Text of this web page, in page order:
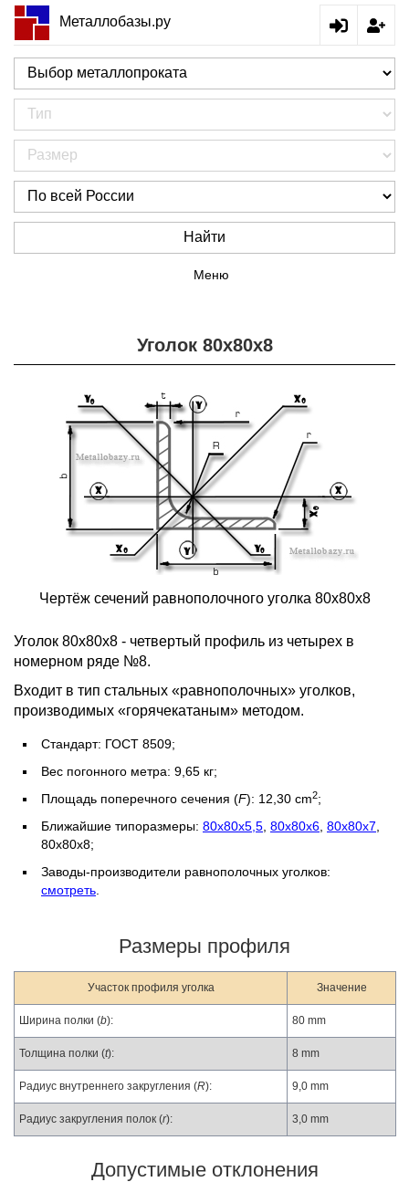
Металлобазы.ру
Найти
Меню
Уголок 80х80х8
Чертёж сечений равнополочного уголка 80х80х8
Уголок 80х80х8 - четвертый профиль из четырех в
номерном ряде №8.
Входит в тип стальных «равнополочных» уголков,
производимых «горячекатаным» методом.
Стандарт: ГОСТ 8509;
Вес погонного метра: 9,65 кг;
Площадь поперечного сечения (F): 12,30 cm2;
Ближайшие типоразмеры: 80х80х5,5 80х80х6 80х80х7
80х80х8;
Заводы-производители равнополочных уголков:
смотреть
Размеры профиля
Участок профиля уголка Значение
Ширина полки (b): 80 mm
Толщина полки (t): 8 mm
Радиус внутреннего закругления (R): 9,0 mm
Радиус закругления полок (r): 3,0 mm
Допустимые отклонения